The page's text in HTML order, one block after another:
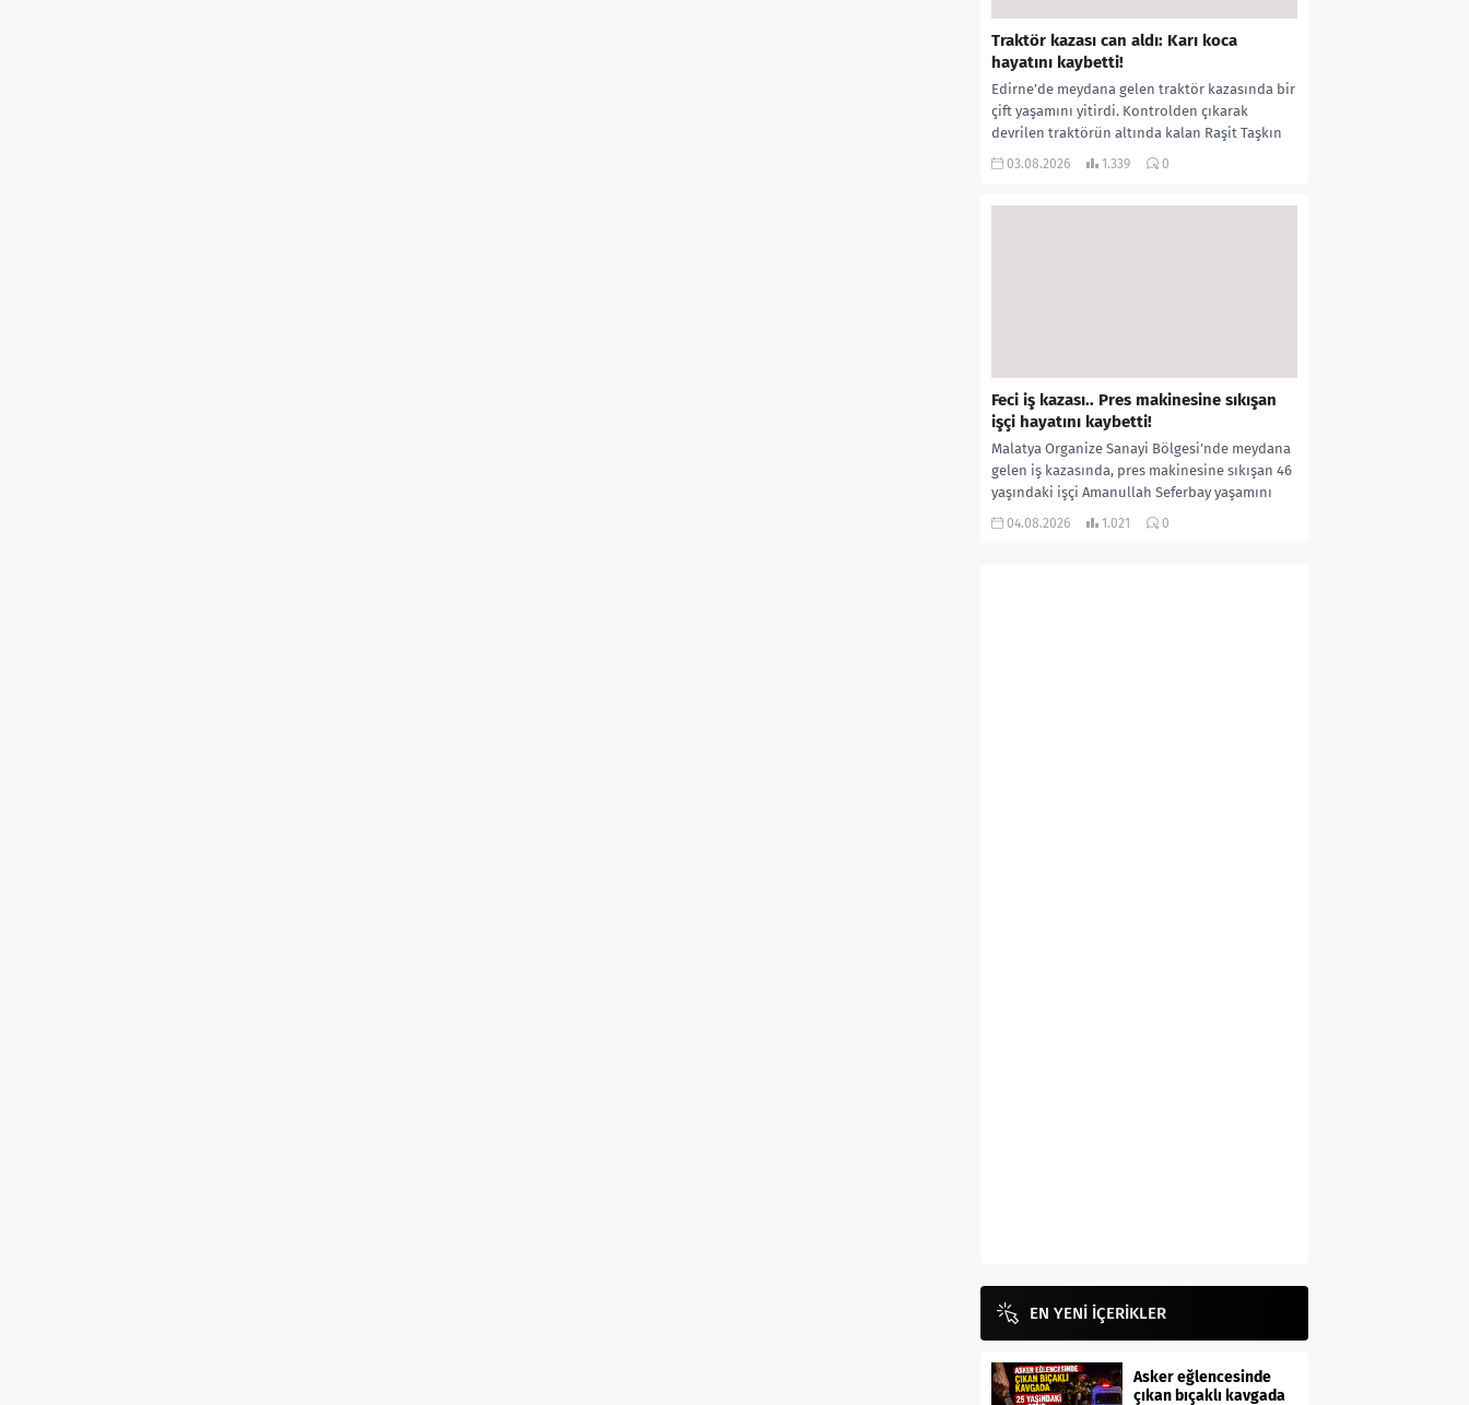
Traktör kazası can aldı: Karı koca
hayatını kaybetti!
Edirne’de meydana gelen traktör kazasında bir
çift yaşamını yitirdi. Kontrolden çıkarak
devrilen traktörün altında kalan Raşit Taşkın
ile eşi Fatma...
03.08.2026 1.339 0
Feci iş kazası.. Pres makinesine sıkışan
işçi hayatını kaybetti!
Malatya Organize Sanayi Bölgesi’nde meydana
gelen iş kazasında, pres makinesine sıkışan 46
yaşındaki işçi Amanullah Seferbay yaşamını
yitirdi. Olayla ilgili...
04.08.2026 1.021 0
EN YENİ İÇERİKLER
Asker eğlencesinde
çıkan bıçaklı kavgada